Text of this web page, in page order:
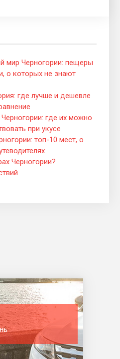
мир Черногории: пещеры
о которых не знают
где лучше и дешевле
где их можно
при укусе
топ-10 мест, о
Черногории?